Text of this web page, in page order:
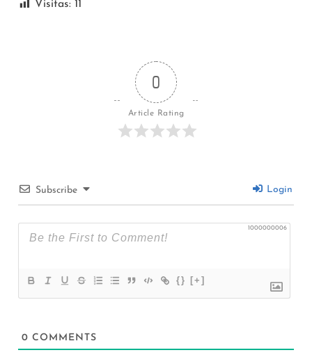
Visitas: 11
0
Article Rating
Subscribe Login
1000000006
{} [+]
0 COMMENTS